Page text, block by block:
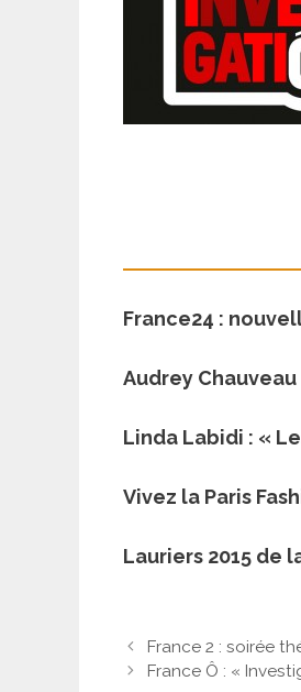
France24 :
Audrey
Linda Labidi : «
Vivez la Paris
Lauriers 2015 de
France 2 : soirée
France Ô : «